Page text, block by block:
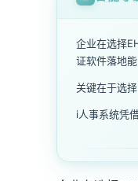
企业在选择
证软件落地
关键在于选
i人事系统凭